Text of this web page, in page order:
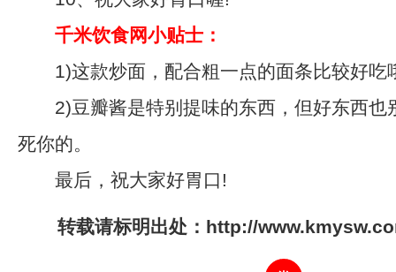
千米饮食网小贴士：
1)这款炒面，配合粗一点的面条比较好吃
2)豆瓣酱是特别提味的东西，但好东西也
死你的。
最后，祝大家好胃口!
转载请标明出处：http://